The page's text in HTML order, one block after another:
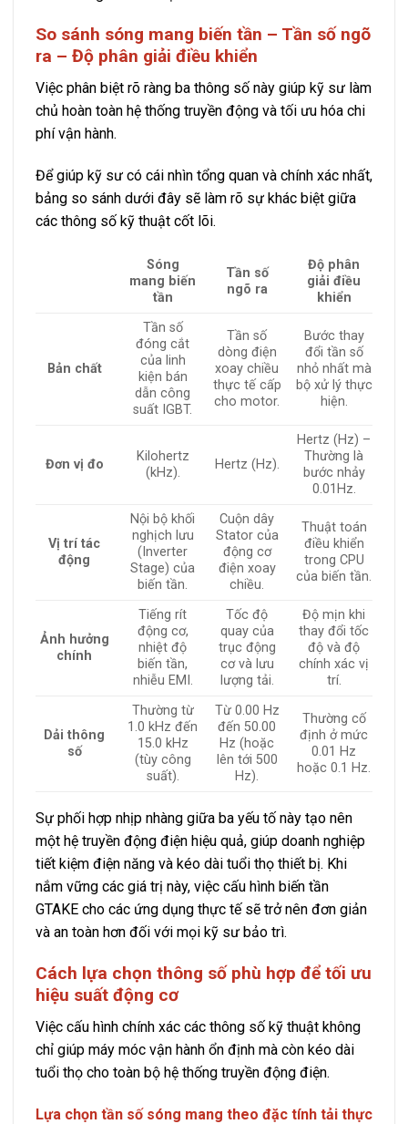
So sánh sóng mang biến tần – Tần số ngõ
ra – Độ phân giải điều khiển
Việc phân biệt rõ ràng ba thông số này giúp kỹ sư làm
chủ hoàn toàn hệ thống truyền động và tối ưu hóa chi
phí vận hành.
Để giúp kỹ sư có cái nhìn tổng quan và chính xác nhất,
bảng so sánh dưới đây sẽ làm rõ sự khác biệt giữa
các thông số kỹ thuật cốt lõi.
Sóng
mang biến
tần
Tần số
ngõ ra
Độ phân
giải điều
khiển
Bản chất
Tần số
đóng cắt
của linh
kiện bán
dẫn công
suất IGBT.
Tần số
dòng điện
xoay chiều
thực tế cấp
cho motor.
Bước thay
đổi tần số
nhỏ nhất mà
bộ xử lý thực
hiện.
Đơn vị đo
Kilohertz
(kHz).
Hertz (Hz).
Hertz (Hz) –
Thường là
bước nhảy
0.01Hz.
Vị trí tác
động
Nội bộ khối
nghịch lưu
(Inverter
Stage) của
biến tần.
Cuộn dây
Stator của
động cơ
điện xoay
chiều.
Thuật toán
điều khiển
trong CPU
của biến tần.
Ảnh hưởng
chính
Tiếng rít
động cơ,
nhiệt độ
biến tần,
nhiễu EMI.
Tốc độ
quay của
trục động
cơ và lưu
lượng tải.
Độ mịn khi
thay đổi tốc
độ và độ
chính xác vị
trí.
Dải thông
số
Thường từ
1.0 kHz đến
15.0 kHz
(tùy công
suất).
Từ 0.00 Hz
đến 50.00
Hz (hoặc
lên tới 500
Hz).
Thường cố
định ở mức
0.01 Hz
hoặc 0.1 Hz.
Sự phối hợp nhịp nhàng giữa ba yếu tố này tạo nên
một hệ truyền động điện hiệu quả, giúp doanh nghiệp
tiết kiệm điện năng và kéo dài tuổi thọ thiết bị. Khi
nắm vững các giá trị này, việc cấu hình biến tần
GTAKE cho các ứng dụng thực tế sẽ trở nên đơn giản
và an toàn hơn đối với mọi kỹ sư bảo trì.
Cách lựa chọn thông số phù hợp để tối ưu
hiệu suất động cơ
Việc cấu hình chính xác các thông số kỹ thuật không
chỉ giúp máy móc vận hành ổn định mà còn kéo dài
tuổi thọ cho toàn bộ hệ thống truyền động điện.
Lựa chọn tần số sóng mang theo đặc tính tải thực